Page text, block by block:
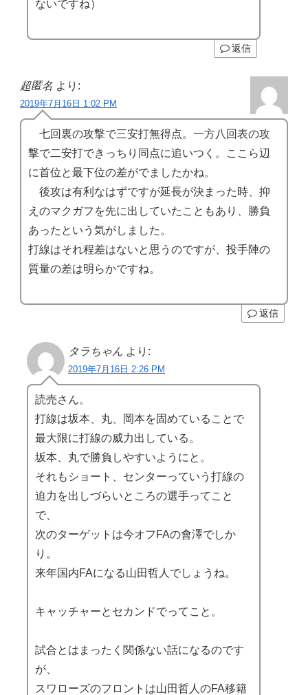
ないですね）
返信
超匿名 より:
2019年7月16日 1:02 PM
七回裏の攻撃で三安打無得点。一方八回表の攻
撃で二安打できっちり同点に追いつく。ここら辺
に首位と最下位の差がでましたかね。
後攻は有利なはずですが延長が決まった時、抑
えのマクガフを先に出していたこともあり、勝負
あったという気がしました。
打線はそれ程差はないと思うのですが、投手陣の
質量の差は明らかですね。
返信
タラちゃん より:
2019年7月16日 2:26 PM
読売さん。
打線は坂本、丸、岡本を固めていることで
最大限に打線の威力出している。
坂本、丸で勝負しやすいようにと。
それもショート、センターっていう打線の
迫力を出しづらいところの選手ってこと
で、
次のターゲットは今オフFAの會澤でしか
り。
来年国内FAになる山田哲人でしょうね。
キャッチャーとセカンドでってこと。
試合とはまったく関係ない話になるのです
が、
スワローズのフロントは山田哲人のFA移籍